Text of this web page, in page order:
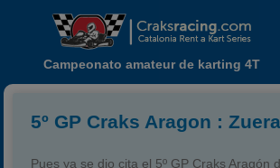
Campeonato amateur de karting 4T
5º GP Craks Aragon : Zuera
Pues ya se dio cita el 5º GP Craks Aragón